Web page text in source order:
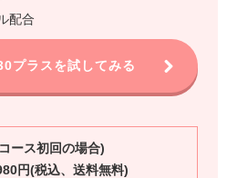
配合
プラスを試してみる
ース初回の場合)
円(税込、送料無料)